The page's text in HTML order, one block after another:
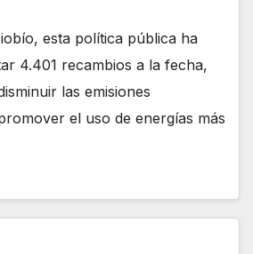
esta política pública ha
4.401 recambios a la fecha,
las emisiones
el uso de energías más